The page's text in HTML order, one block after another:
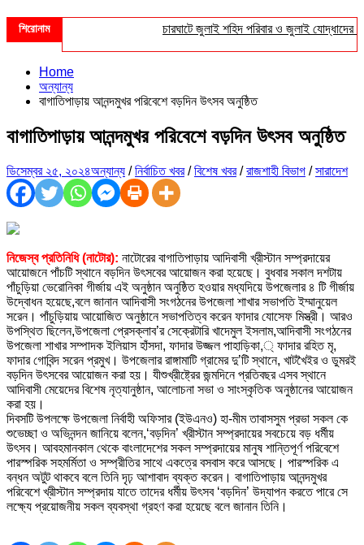
শিরোনাম চারঘাটে জুলাই শহিদ পরিবার ও জুলাই যোদ্ধাদের
Home
অন্যান্য
বাগাতিপাড়ায় আনন্দমুখর পরিবেশে বড়দিন উৎসব অনুষ্ঠিত
বাগাতিপাড়ায় আনন্দমুখর পরিবেশে বড়দিন উৎসব অনুষ্ঠিত
ডিসেম্বর ২৫, ২০২৪অন্যান্য /নির্বাচিত খবর/বিশেষ খবর/রাজশাহী বিভাগ /সারাদেশ
নিজেস্ব প্রতিনিধি (নাটোর): নাটোরের বাগাতিপাড়ায় আদিবাসী খ্রীস্টান সম্প্রদায়ের
আয়োজনে পাঁচটি স্থানে বড়দিন উৎসবের আয়োজন করা হয়েছে। বুধবার সকাল দশটায়
পাঁচুড়িয়া ভেরোনিকা গীর্জায় এই অনুষ্ঠান অনুষ্ঠিত হওয়ার মধ্যদিয়ে উপজেলার ৪ টি গীর্জায়
উদ্বোধন হয়েছে,বলে জানান আদিবাসী সংগঠনের উপজেলা শাখার সভাপতি ইম্মানুয়েল
সরেন। পাঁচুড়িয়ায় আয়োজিত অনুষ্ঠানে সভাপতিত্ব করেন ফাদার যোসেফ মিস্ত্রী। আরও
উপস্থিত ছিলেন,উপজেলা প্রেসক্লাব’র সেক্রেটারি খাদেমুল ইসলাম,আদিবাসী সংগঠনের
উপজেলা শাখার সম্পাদক ইলিয়াস হাঁসদা, ফাদার উজ্জল পাহাড়িকা,্ ফাদার রহিত মৃ,
ফাদার গোবিন্দ সরেন প্রমুখ। উপজেলার রাঙ্গামাটি গ্রামের দু’টি স্থানে, খাটখৈইর ও ডুমরই
বড়দিন উৎসবের আয়োজন করা হয়। যীশুখ্রীষ্ট্রের জন্মদিনে প্রতিবছর এসব স্থানে
আদিবাসী মেয়েদের বিশেষ নৃত্যানুষ্ঠান, আলোচনা সভা ও সাংস্কৃতিক অনুষ্ঠানের আয়োজন
করা হয়।
দিবসটি উপলক্ষে উপজেলা নির্বাহী অফিসার (ইউএনও) হা-মীম তাবাসসুম প্রভা সকল কে
শুভেচ্ছা ও অভিনন্দন জানিয়ে বলেন,‘বড়দিন’ খ্রীস্টান সম্প্রদায়ের সবচেয়ে বড় ধর্মীয়
উৎসব। আবহমানকাল থেকে বাংলাদেশের সকল সম্প্রদায়ের মানুষ শান্তিপূর্ণ পরিবেশে
পারস্পরিক সহমর্মিতা ও সম্প্রীতির সাথে একত্রে বসবাস করে আসছে। পারস্পরিক এ
বন্ধন অটুট থাকবে বলে তিনি দৃঢ় আশাবাদ ব্যক্ত করেন। বাগাতিপাড়ায় আনন্দমুখর
পরিবেশে খ্রীস্টান সম্প্রদায় যাতে তাদের ধর্মীয় উৎসব ‘বড়দিন’ উদ্যাপন করতে পারে সে
লক্ষ্যে প্রয়োজনীয় সকল ব্যবস্থা গ্রহণ করা হয়েছে বলে জানান তিনি।